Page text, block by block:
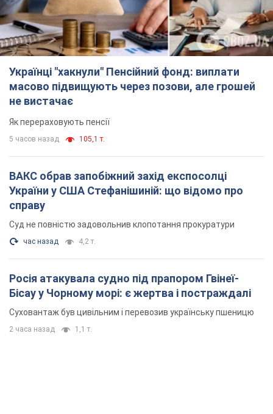
Українці "хакнули" Пенсійний фонд: виплати
масово підвищують через позови, але грошей
не вистачає
Як перераховують пенсії
5 часов назад 105,1 т.
ВАКС обрав запобіжний захід експосолці
України у США Стефанішиній: що відомо про
справу
Суд не повністю задовольнив клопотання прокуратури
час назад 4,2 т.
Росія атакувала судно під прапором Гвінеї-
Бісау у Чорному морі: є жертва і постраждалі
Суховантаж був цивільним і перевозив українську пшеницю
2 часа назад 1,1 т.